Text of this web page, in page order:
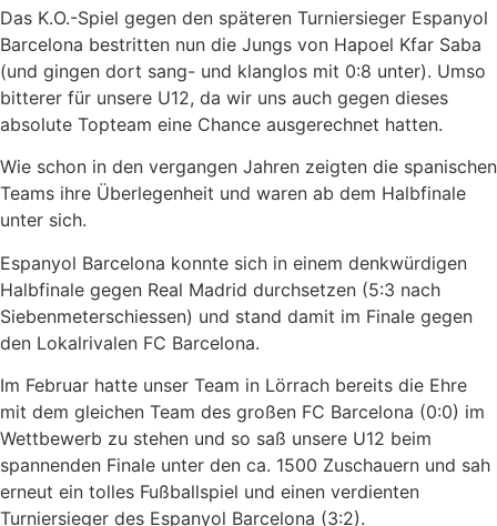
Das K.O.-Spiel gegen den späteren Turniersieger Espanyol
Barcelona bestritten nun die Jungs von Hapoel Kfar Saba
(und gingen dort sang- und klanglos mit 0:8 unter). Umso
bitterer für unsere U12, da wir uns auch gegen dieses
absolute Topteam eine Chance ausgerechnet hatten.
Wie schon in den vergangen Jahren zeigten die spanischen
Teams ihre Überlegenheit und waren ab dem Halbfinale
unter sich.
Espanyol Barcelona konnte sich in einem denkwürdigen
Halbfinale gegen Real Madrid durchsetzen (5:3 nach
Siebenmeterschiessen) und stand damit im Finale gegen
den Lokalrivalen FC Barcelona.
Im Februar hatte unser Team in Lörrach bereits die Ehre
mit dem gleichen Team des großen FC Barcelona (0:0) im
Wettbewerb zu stehen und so saß unsere U12 beim
spannenden Finale unter den ca. 1500 Zuschauern und sah
erneut ein tolles Fußballspiel und einen verdienten
Turniersieger des Espanyol Barcelona (3:2).